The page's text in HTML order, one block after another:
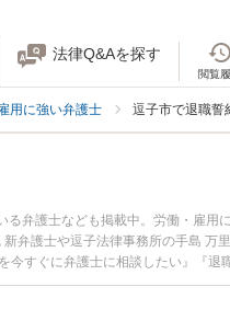
法律Q&Aを探す
閲覧
用に強い弁護士 逗子市で退職誓
弁護士なども掲載中。労働・雇用
弁護士や逗子法律事務所の手島 万
すぐに弁護士に相談したい』『退
護士に相談予約したい』などでお